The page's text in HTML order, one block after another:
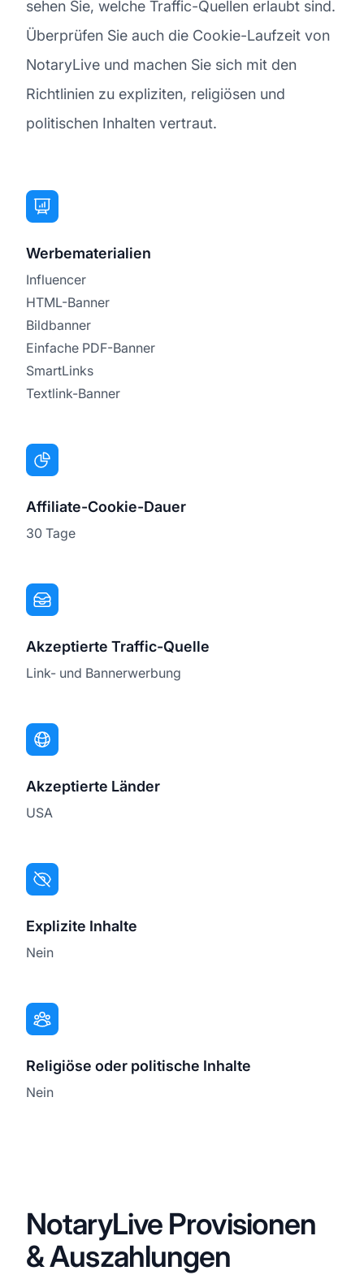
sehen Sie, welche Traffic-Quellen erlaubt sind.
Überprüfen Sie auch die Cookie-Laufzeit von
NotaryLive und machen Sie sich mit den
Richtlinien zu expliziten, religiösen und
politischen Inhalten vertraut.
Werbematerialien
Influencer
HTML-Banner
Bildbanner
Einfache PDF-Banner
SmartLinks
Textlink-Banner
Affiliate-Cookie-Dauer
30 Tage
Akzeptierte Traffic-Quelle
Link- und Bannerwerbung
Akzeptierte Länder
USA
Explizite Inhalte
Nein
Religiöse oder politische Inhalte
Nein
NotaryLive Provisionen
& Auszahlungen